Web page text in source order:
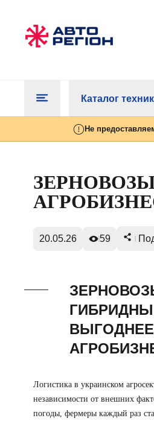
Каталог
Не
20.05.26 59
Логистика в украинском
независимости от внешних
погоды, фермеры каждый раз